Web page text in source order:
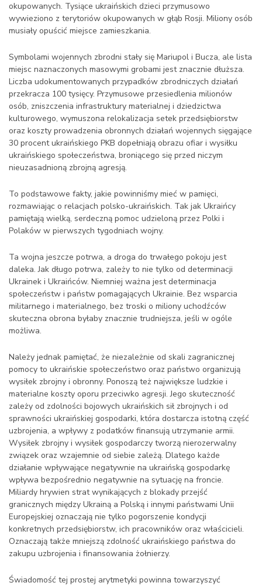
okupowanych. Tysiące ukraińskich dzieci przymusowo
wywieziono z terytoriów okupowanych w głąb Rosji. Miliony osób
musiały opuścić miejsce zamieszkania.
Symbolami wojennych zbrodni stały się Mariupol i Bucza, ale lista
miejsc naznaczonych masowymi grobami jest znacznie dłuższa.
Liczba udokumentowanych przypadków zbrodniczych działań
przekracza 100 tysięcy. Przymusowe przesiedlenia milionów
osób, zniszczenia infrastruktury materialnej i dziedzictwa
kulturowego, wymuszona relokalizacja setek przedsiębiorstw
oraz koszty prowadzenia obronnych działań wojennych sięgające
30 procent ukraińskiego PKB dopełniają obrazu ofiar i wysiłku
ukraińskiego społeczeństwa, broniącego się przed niczym
nieuzasadnioną zbrojną agresją.
To podstawowe fakty, jakie powinniśmy mieć w pamięci,
rozmawiając o relacjach polsko-ukraińskich. Tak jak Ukraińcy
pamiętają wielką, serdeczną pomoc udzieloną przez Polki i
Polaków w pierwszych tygodniach wojny.
Ta wojna jeszcze potrwa, a droga do trwałego pokoju jest
daleka. Jak długo potrwa, zależy to nie tylko od determinacji
Ukrainek i Ukraińców. Niemniej ważna jest determinacja
społeczeństw i państw pomagających Ukrainie. Bez wsparcia
militarnego i materialnego, bez troski o miliony uchodźców
skuteczna obrona byłaby znacznie trudniejsza, jeśli w ogóle
możliwa.
Należy jednak pamiętać, że niezależnie od skali zagranicznej
pomocy to ukraińskie społeczeństwo oraz państwo organizują
wysiłek zbrojny i obronny. Ponoszą też największe ludzkie i
materialne koszty oporu przeciwko agresji. Jego skuteczność
zależy od zdolności bojowych ukraińskich sił zbrojnych i od
sprawności ukraińskiej gospodarki, która dostarcza istotną część
uzbrojenia, a wpływy z podatków finansują utrzymanie armii.
Wysiłek zbrojny i wysiłek gospodarczy tworzą nierozerwalny
związek oraz wzajemnie od siebie zależą. Dlatego każde
działanie wpływające negatywnie na ukraińską gospodarkę
wpływa bezpośrednio negatywnie na sytuację na froncie.
Miliardy hrywien strat wynikających z blokady przejść
granicznych między Ukrainą a Polską i innymi państwami Unii
Europejskiej oznaczają nie tylko pogorszenie kondycji
konkretnych przedsiębiorstw, ich pracowników oraz właścicieli.
Oznaczają także mniejszą zdolność ukraińskiego państwa do
zakupu uzbrojenia i finansowania żołnierzy.
Świadomość tej prostej arytmetyki powinna towarzyszyć